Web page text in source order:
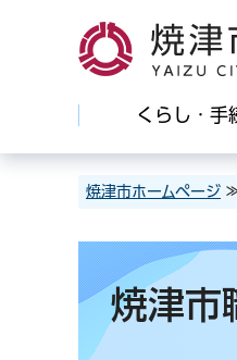
焼津市
くらし・手
焼津市ホームページ
焼津市